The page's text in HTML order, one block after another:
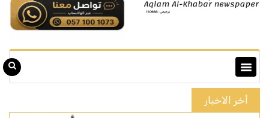
أخر الاخبار